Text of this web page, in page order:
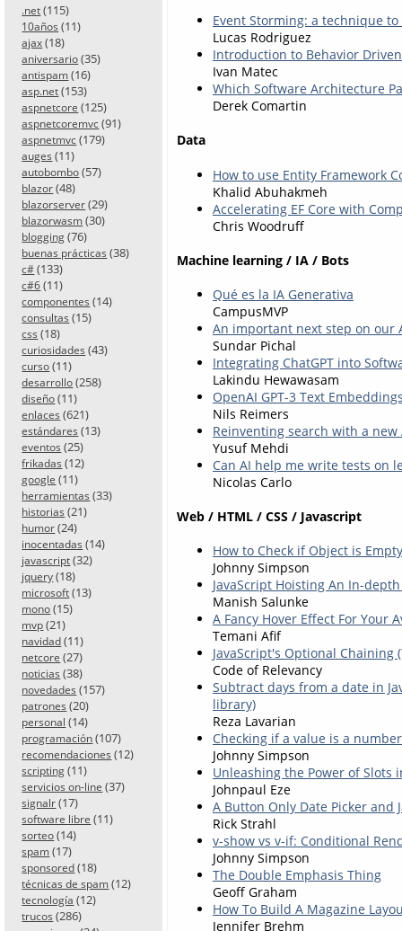
.net (115)
10años (11)
ajax (18)
aniversario (35)
antispam (16)
asp.net (153)
aspnetcore (125)
aspnetcoremvc (91)
aspnetmvc (179)
auges (11)
autobombo (57)
blazor (48)
blazorserver (29)
blazorwasm (30)
blogging (76)
buenas prácticas (38)
c# (133)
c#6 (11)
componentes (14)
consultas (15)
css (18)
curiosidades (43)
curso (11)
desarrollo (258)
diseño (11)
enlaces (621)
estándares (13)
eventos (25)
frikadas (12)
google (11)
herramientas (33)
historias (21)
humor (24)
inocentadas (14)
javascript (32)
jquery (18)
microsoft (13)
mono (15)
mvp (21)
navidad (11)
netcore (27)
noticias (38)
novedades (157)
patrones (20)
personal (14)
programación (107)
recomendaciones (12)
scripting (11)
servicios on-line (37)
signalr (17)
software libre (11)
sorteo (14)
spam (17)
sponsored (18)
técnicas de spam (12)
tecnología (12)
trucos (286)
Event Storming: a technique
Lucas Rodriguez
Introduction to Behavior
Ivan Matec
Which Software Architecture
Derek Comartin
Data
How to use Entity Framework
Khalid Abuhakmeh
Accelerating EF Core with
Chris Woodruff
Machine learning / IA / Bots
Qué es la IA Generativa
CampusMVP
An important next step on our
Sundar Pichal
Integrating ChatGPT into
Lakindu Hewawasam
OpenAI GPT-3 Text
Nils Reimers
Reinventing search with a
Yusuf Mehdi
Can AI help me write tests on
Nicolas Carlo
Web / HTML / CSS / Javascript
How to Check if Object is
Johnny Simpson
JavaScript Hoisting An In-
Manish Salunke
A Fancy Hover Effect For Your
Temani Afif
JavaScript's Optional Chaining
Code of Relevancy
Subtract days from a date in
library)
Reza Lavarian
Checking if a value is a
Johnny Simpson
Unleashing the Power of Slots
Johnpaul Eze
A Button Only Date Picker and
Rick Strahl
v-show vs v-if: Conditional
Johnny Simpson
The Double Emphasis Thing
Geoff Graham
How To Build A Magazine
Jennifer Brehm